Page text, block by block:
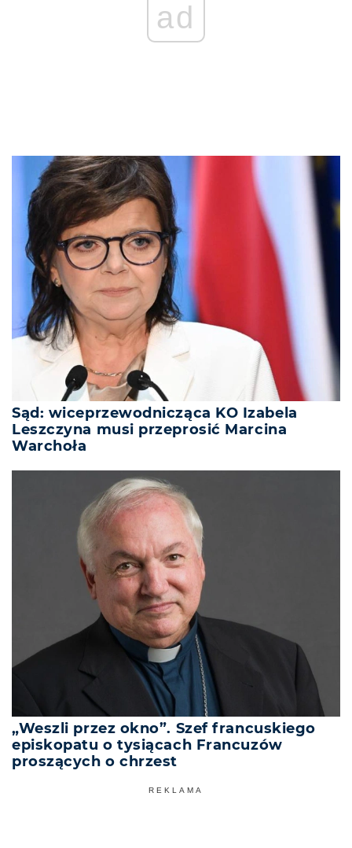
ad
Sąd: wiceprzewodnicząca KO Izabela
Leszczyna musi przeprosić Marcina
Warchoła
„Weszli przez okno”. Szef francuskiego
episkopatu o tysiącach Francuzów
proszących o chrzest
REKLAMA